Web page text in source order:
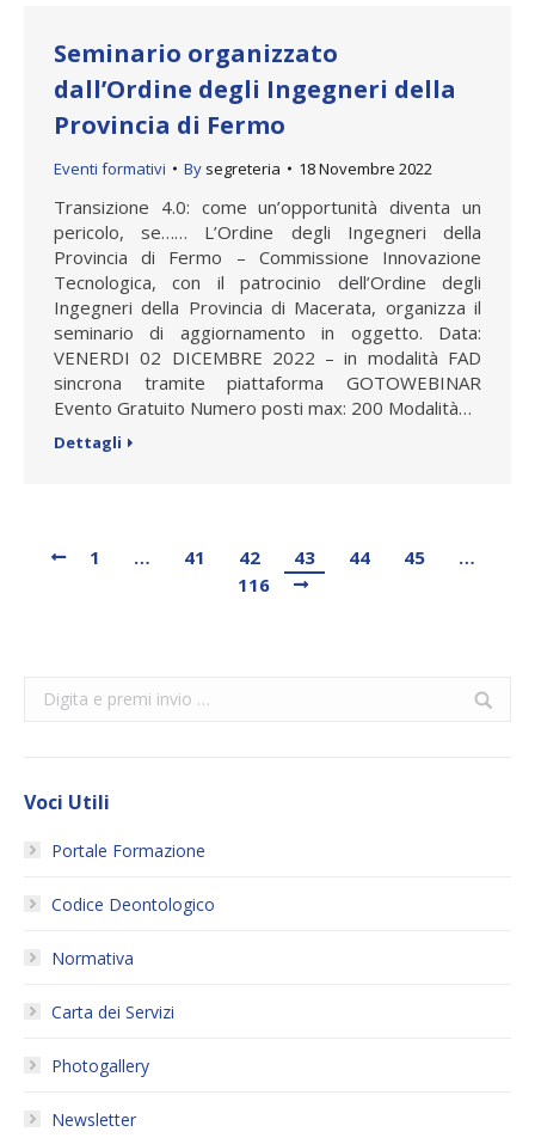
Seminario organizzato
dall’Ordine degli Ingegneri della
Provincia di Fermo
Eventi formativi By segreteria 18 Novembre 2022
Transizione 4.0: come un’opportunità diventa un
pericolo, se…… L’Ordine degli Ingegneri della
Provincia di Fermo – Commissione Innovazione
Tecnologica, con il patrocinio dell’Ordine degli
Ingegneri della Provincia di Macerata, organizza il
seminario di aggiornamento in oggetto. Data:
VENERDI 02 DICEMBRE 2022 – in modalità FAD
sincrona tramite piattaforma GOTOWEBINAR
Evento Gratuito Numero posti max: 200 Modalità…
Dettagli
1 … 41 42 43 44 45
…
116
Search:
Voci Utili
Portale Formazione
Codice Deontologico
Normativa
Carta dei Servizi
Photogallery
Newsletter